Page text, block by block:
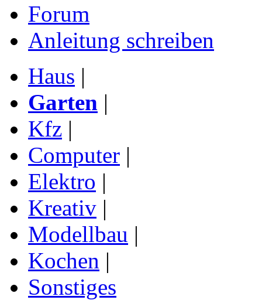
Forum
Anleitung schreiben
Haus |
Garten |
Kfz |
Computer |
Elektro |
Kreativ |
Modellbau |
Kochen |
Sonstiges